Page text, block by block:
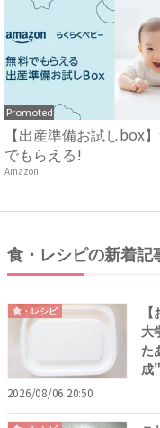
Promoted
【出産準備お試しbox
でもらえる!
Amazon
食・レシピの新着記
食・レシピ
大
た
成
2026/08/06 20:50